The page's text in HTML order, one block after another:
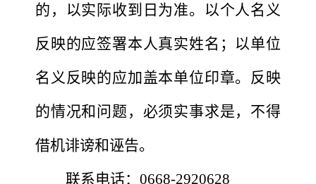
的，以实际收到日为准。以个人名义
反映的应签署本人真实姓名；以单位
名义反映的应加盖本单位印章。反映
的情况和问题，必须实事求是，不得
借机诽谤和诬告。
联系电话： 0668-2920628